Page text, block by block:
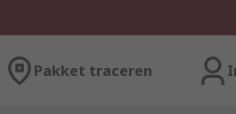
Pakket traceren